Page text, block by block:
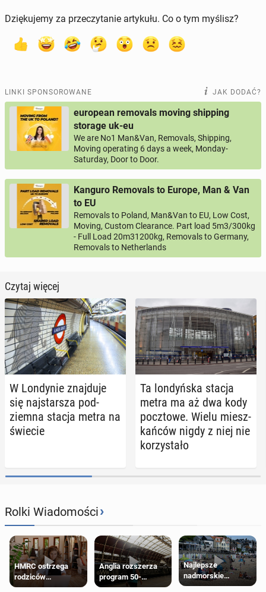
Dziękujemy za przeczytanie artykułu. Co o tym myślisz?
LINKI SPONSOROWANE JAK DODAĆ?
european removals moving shipping
storage uk-eu
We are No1 Man&Van, Removals, Shipping,
Moving operating 6 days a week, Monday-
Saturday, Door to Door.
Kanguro Removals to Europe, Man & Van
to EU
Removals to Poland, Man&Van to EU, Low Cost,
Moving, Custom Clearance. Part load 5m3/300kg
- Full Load 20m31200kg, Removals to Germany,
Removals to Netherlands
Czytaj więcej
W Lon­dy­nie znaj­du­je
się naj­star­sza pod­
ziem­na stacja metra na
świecie
Ta lon­dyń­ska stacja
metra ma aż dwa kody
pocz­to­we. Wielu miesz­
kań­ców nigdy z niej nie
ko­rzy­sta­ło
Rolki Wiadomości›
HMRC ostrzega
rodziców
pobierających Child
Anglia rozszerza
program 50-
procentowych
Najlepsze
nadmorskie
miasteczko blisko